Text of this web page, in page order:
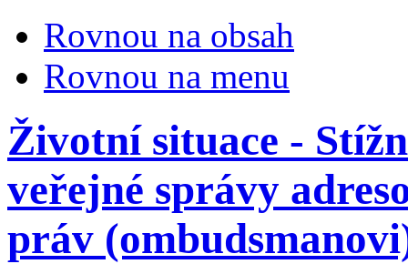
Rovnou na obsah
Rovnou na menu
Životní situace -
veřejné správy
práv